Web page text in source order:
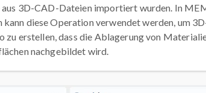
3D-CAD-Dateien importiert wurden. In
kann diese Operation verwendet werden, um
zu erstellen, dass die Ablagerung von
nachgebildet wird.